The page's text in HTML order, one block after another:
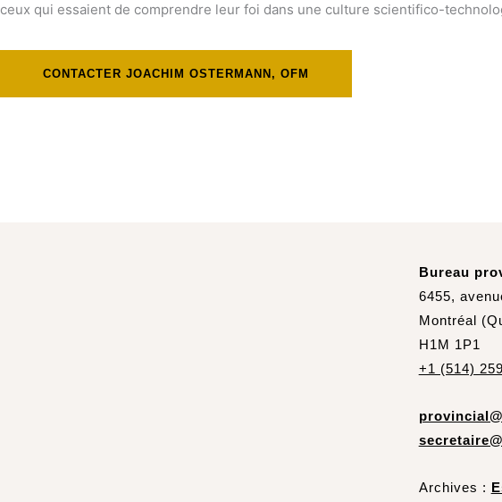
ceux qui essaient de comprendre leur foi dans une culture scientifico-
CONTACTER JOACHIM OSTERMANN, OFM
Bureau
6455,
Montréal
H1M 1P1
+1 (514)
Archives :